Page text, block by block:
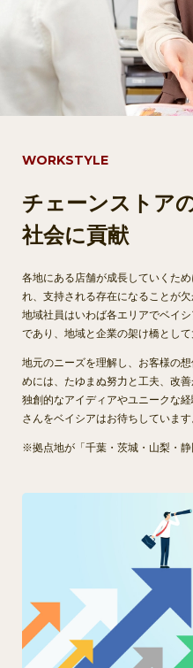
WORKSTYLE
チェーンストア
社会に貢献
各地にある店舗が成長していくた
れ、支持される存在になることが欠
地域社員はいわば各エリアでベイ
であり、地域と企業の架け橋として
地元のニーズを理解し、お客様の
めには、たゆまぬ努力と工夫、改善
独創的なアイディアやユニークな
さんをベイシアはお待ちしています
※拠点地が「千葉・茨城・山梨・静